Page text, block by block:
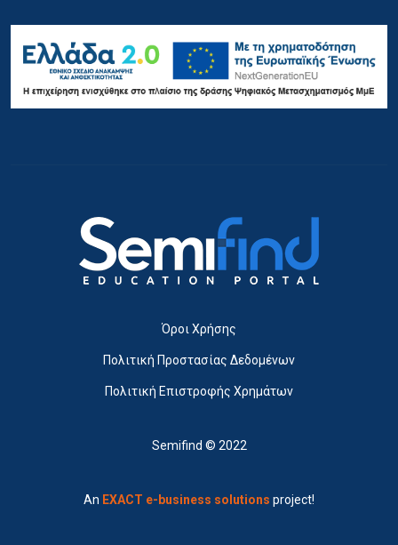
Όροι Χρήσης
Πολιτική Προστασίας Δεδομένων
Πολιτική Επιστροφής Χρημάτων
Semifind © 2022
An EXACT e-business solutions project!